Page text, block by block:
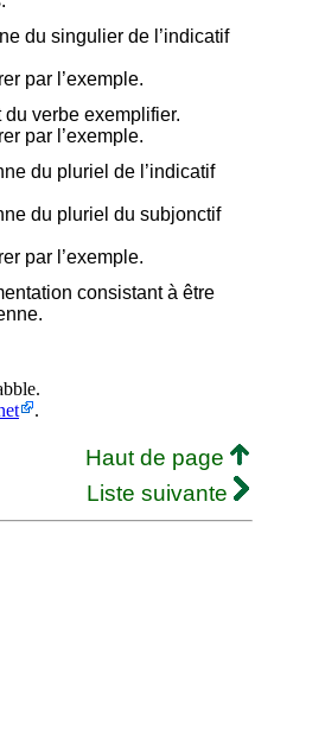
du singulier de l’indicatif
par l’exemple.
verbe exemplifier.
par l’exemple.
du pluriel de l’indicatif
du pluriel du subjonctif
par l’exemple.
consistant à être
.
Haut de page
Liste suivante